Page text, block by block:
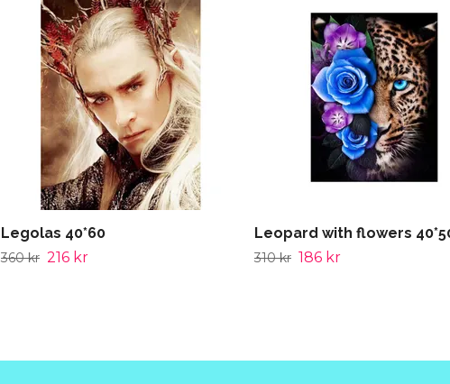
Legolas 40*60
360 kr 216 kr
Leopard with flowers
310 kr 186 kr